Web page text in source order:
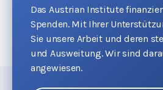
Das Austrian Institute
Spenden. Mit Ihrer
Sie unsere Arbeit und deren
und Ausweitung. Wir sind
angewiesen.